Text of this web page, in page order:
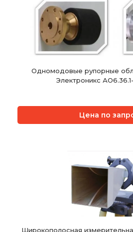
Одномодовые рупорные
Электроникс
Цена по
Широкополосная